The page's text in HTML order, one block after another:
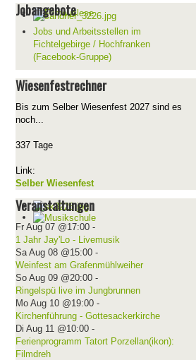
Jobangebote
Jobs und Arbeitsstellen im
Fichtelgebirge / Hochfranken
(Facebook-Gruppe)
Wiesenfestrechner
Bis zum Selber Wiesenfest 2027 sind es
noch...
337 Tage
Link:
Selber Wiesenfest
Veranstaltungen
Fr Aug 07 @17:00-
1 Jahr Jay'Lo - Livemusik
Sa Aug 08 @15:00-
Weinfest am Grafenmühlweiher
So Aug 09 @20:00-
Ringelspü live im Jungbrunnen
Mo Aug 10 @19:00-
Kirchenführung - Gottesackerkirche
Di Aug 11 @10:00-
Ferienprogramm Tatort Porzellan(ikon):
Filmdreh